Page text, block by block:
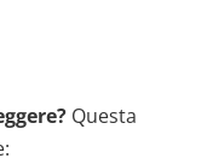
Questa